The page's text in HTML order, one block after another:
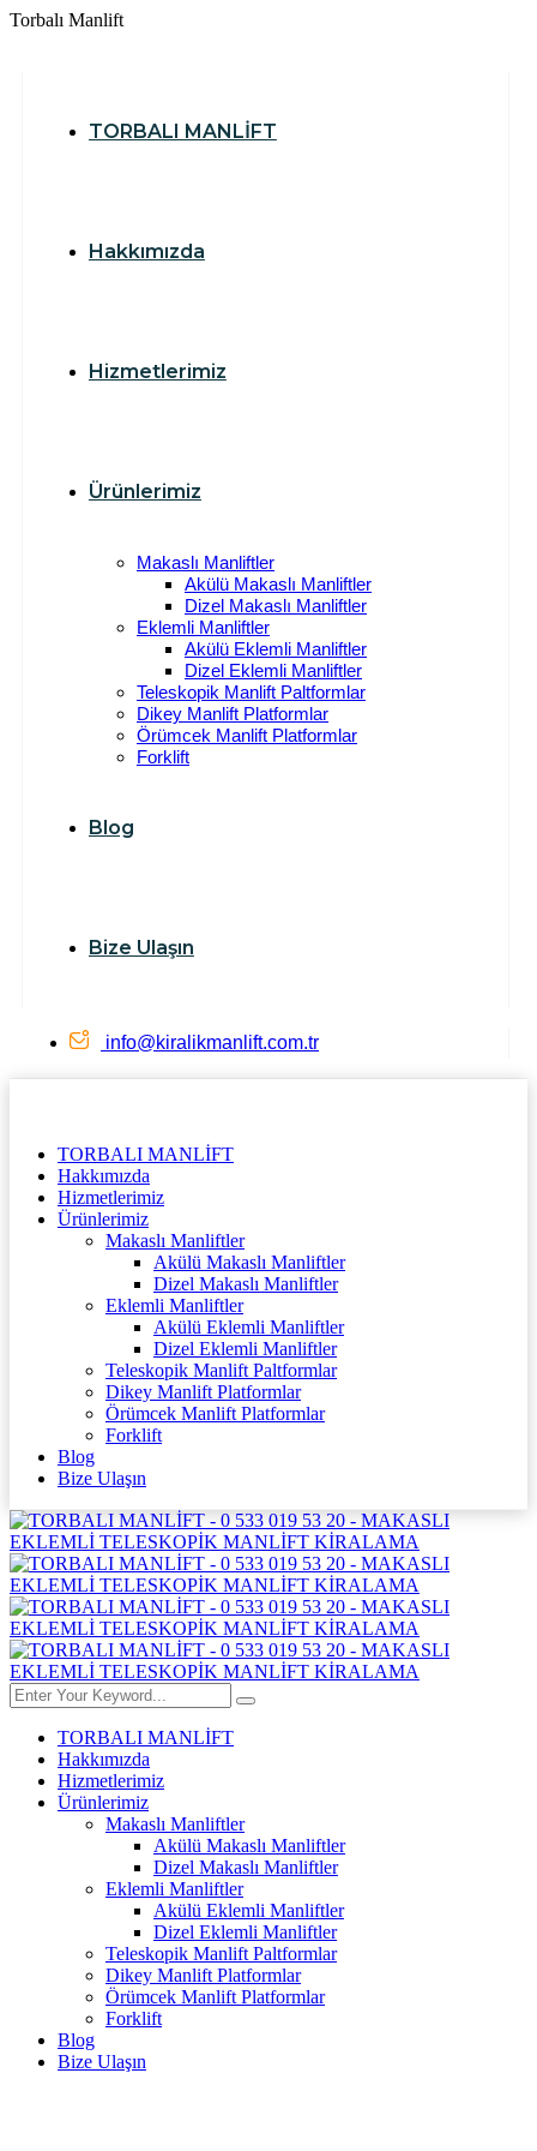
Torbalı Manlift
TORBALI MANLİFT
Hakkımızda
Hizmetlerimiz
Ürünlerimiz
Makaslı Manliftler
Akülü Makaslı Manliftler
Dizel Makaslı Manliftler
Eklemli Manliftler
Akülü Eklemli Manliftler
Dizel Eklemli Manliftler
Teleskopik Manlift Paltformlar
Dikey Manlift Platformlar
Örümcek Manlift Platformlar
Forklift
Blog
Bize Ulaşın
info@kiralikmanlift.com.tr
TORBALI MANLİFT
Hakkımızda
Hizmetlerimiz
Ürünlerimiz
Makaslı Manliftler
Akülü Makaslı Manliftler
Dizel Makaslı Manliftler
Eklemli Manliftler
Akülü Eklemli Manliftler
Dizel Eklemli Manliftler
Teleskopik Manlift Paltformlar
Dikey Manlift Platformlar
Örümcek Manlift Platformlar
Forklift
Blog
Bize Ulaşın
TORBALI MANLİFT
Hakkımızda
Hizmetlerimiz
Ürünlerimiz
Makaslı Manliftler
Akülü Makaslı Manliftler
Dizel Makaslı Manliftler
Eklemli Manliftler
Akülü Eklemli Manliftler
Dizel Eklemli Manliftler
Teleskopik Manlift Paltformlar
Dikey Manlift Platformlar
Örümcek Manlift Platformlar
Forklift
Blog
Bize Ulaşın